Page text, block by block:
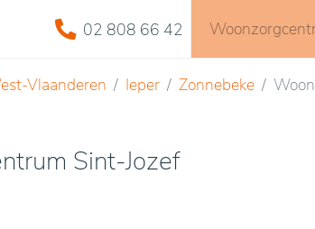
02 808 66 42
Vlaanderen Ieper Zonnebeke
Sint-Jozef